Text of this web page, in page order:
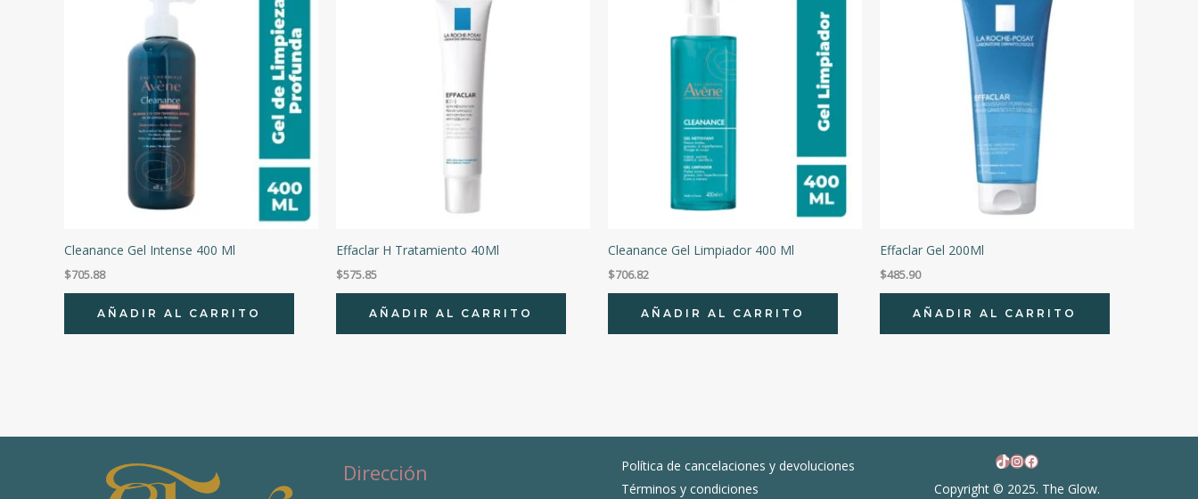
Cleanance Gel Intense 400 Ml
$705.88
AÑADIR AL CARRITO
Effaclar H Tratamiento 40Ml
$575.85
AÑADIR AL CARRITO
Cleanance Gel Limpiador 400 Ml
$706.82
AÑADIR AL CARRITO
Effaclar Gel 200Ml
$485.90
AÑADIR AL CARRITO
Dirección
Política de cancelaciones y devoluciones
Términos y condiciones
TikTok
Instagram
Facebook
Copyright © 2025. The Glow.